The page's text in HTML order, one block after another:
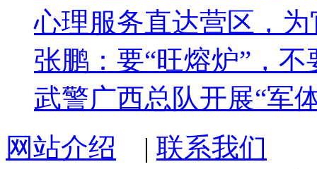
心理服务直达营区，为
张鹏：要“旺熔炉”，不
武警广西总队开展“军
网站介绍 | 联系我们